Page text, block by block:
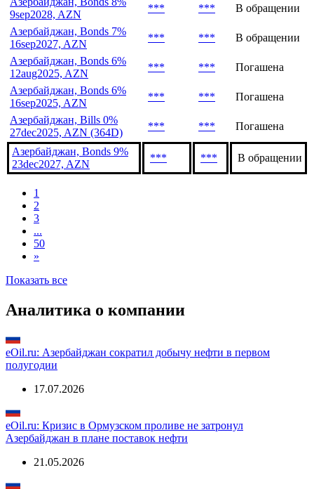
9sep2028, AZN
*** ***
В обращении
Азербайджан, Bonds 7%
16sep2027, AZN
*** ***
В обращении
Азербайджан, Bonds 6%
12aug2025, AZN
*** ***
Погашена
Азербайджан, Bonds 6%
16sep2025, AZN
*** ***
Погашена
Азербайджан, Bills 0%
27dec2025, AZN (364D)
*** *** Погашена
Азербайджан, Bonds 9%
23dec2027, AZN
*** *** В обращении
1
2
3
...
50
»
Показать все
Аналитика о компании
eOil.ru: Азербайджан сократил добычу нефти в первом
полугодии
17.07.2026
eOil.ru: Кризис в Ормузском проливе не затронул
Азербайджан в плане поставок нефти
21.05.2026